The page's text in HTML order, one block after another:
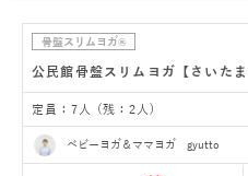
骨盤スリムヨガ®
定員：7人 (残：2人)
ベビーヨガ＆ママヨガ gyutto